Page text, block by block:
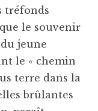
tréfonds
le souvenir
jeune
le « chemin
terre dans la
brûlantes